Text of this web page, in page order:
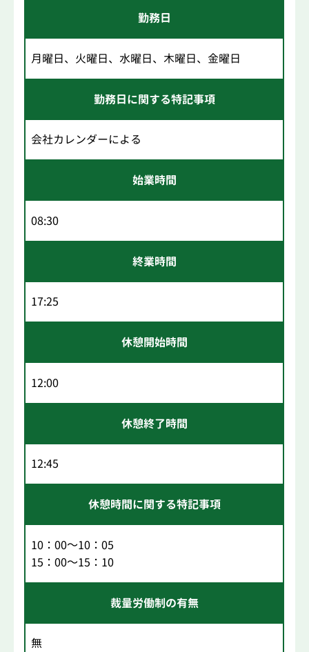
勤務日
月曜日、火曜日、水曜日、木曜日、金曜日
勤務日に関する特記事項
会社カレンダーによる
始業時間
08:30
終業時間
17:25
休憩開始時間
12:00
休憩終了時間
12:45
休憩時間に関する特記事項
10：00～10：05
15：00～15：10
裁量労働制の有無
無